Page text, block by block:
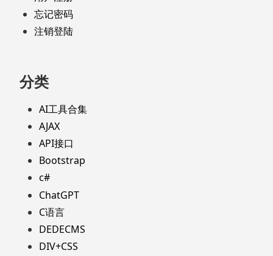
忘记密码
注销登陆
分类
AI工具合集
AJAX
API接口
Bootstrap
c#
ChatGPT
C语言
DEDECMS
DIV+CSS